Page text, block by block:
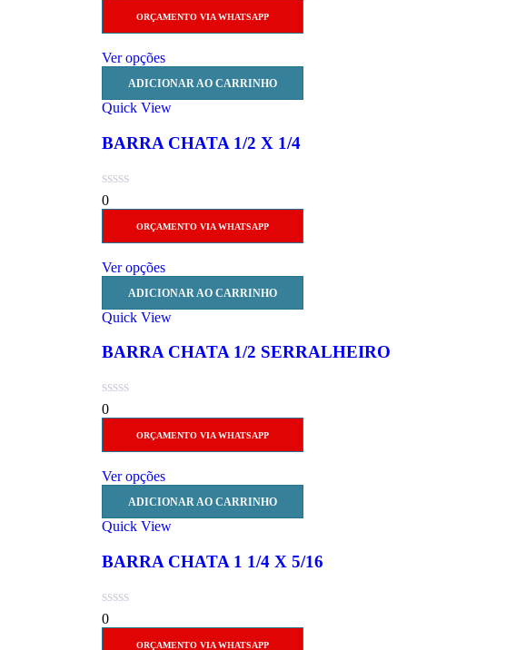
ORÇAMENTO VIA WHATSAPP
Ver opções
ADICIONAR AO CARRINHO
Quick View
BARRA CHATA 1/2 X 1/4
0
ORÇAMENTO VIA WHATSAPP
Ver opções
ADICIONAR AO CARRINHO
Quick View
BARRA CHATA 1/2 SERRALHEIRO
0
ORÇAMENTO VIA WHATSAPP
Ver opções
ADICIONAR AO CARRINHO
Quick View
BARRA CHATA 1 1/4 X 5/16
0
ORÇAMENTO VIA WHATSAPP